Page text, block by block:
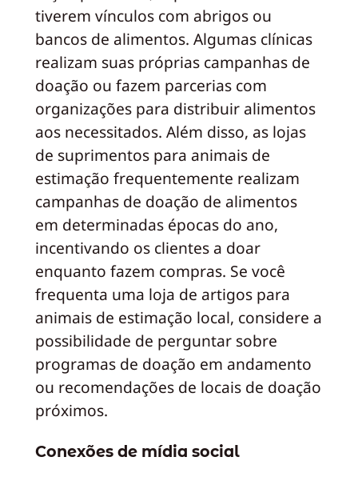
tiverem vínculos com abrigos ou
bancos de alimentos. Algumas clínicas
realizam suas próprias campanhas de
doação ou fazem parcerias com
organizações para distribuir alimentos
aos necessitados. Além disso, as lojas
de suprimentos para animais de
estimação frequentemente realizam
campanhas de doação de alimentos
em determinadas épocas do ano,
incentivando os clientes a doar
enquanto fazem compras. Se você
frequenta uma loja de artigos para
animais de estimação local, considere a
possibilidade de perguntar sobre
programas de doação em andamento
ou recomendações de locais de doação
próximos.
Conexões de mídia social